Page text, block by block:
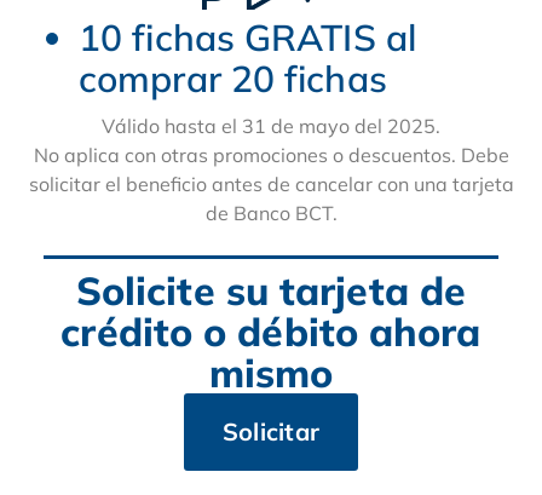
10 fichas GRATIS al
comprar 20 fichas
Válido hasta el 31 de mayo del 2025.
No aplica con otras promociones o descuentos. Debe
solicitar el beneficio antes de cancelar con una tarjeta
de Banco BCT.
Solicite su tarjeta de
crédito o débito ahora
mismo
Solicitar